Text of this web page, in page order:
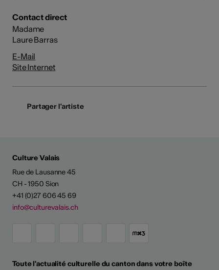
Contact direct
Madame
Laure Barras
E-Mail
Site Internet
Partager l'artiste
Culture Valais
Rue de Lausanne 45
CH - 1950 Sion
+41 (0)27 606 45 69
info@culturevalais.ch
Toute l'actualité culturelle du canton dans votre boîte